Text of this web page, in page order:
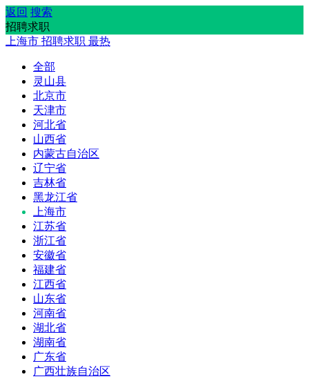
返回 搜索
招聘求职
上海市 招聘求职 最热
全部
灵山县
北京市
天津市
河北省
山西省
内蒙古自治区
辽宁省
吉林省
黑龙江省
上海市
江苏省
浙江省
安徽省
福建省
江西省
山东省
河南省
湖北省
湖南省
广东省
广西壮族自治区